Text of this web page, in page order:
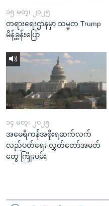
၁၅ မတ္၊ ၂၀၂၅
တရားရေးဌာနမှာ သမ္မတ Trump
မိန့်ခွန်းပြော
၁၄ မတ္၊ ၂၀၂၅
အမေရိကန်အစိုးရဆက်လက်
လည်ပတ်ရေး လွှတ်တော်အမတ်
တွေ ကြိုးပမ်း